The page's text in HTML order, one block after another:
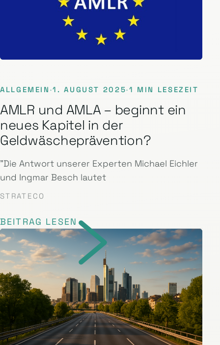
ALLGEMEIN ·1. AUGUST 2025·1 MIN LESEZEIT
AMLR und AMLA – beginnt ein
neues Kapitel in der
Geldwäscheprävention?
"Die Antwort unserer Experten Michael Eichler
und Ingmar Besch lautet
STRATECO
BEITRAG LESEN